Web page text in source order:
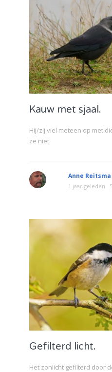
Kauw met sjaal.
Hij/zij viel meteen op met
ze niet.
Anne Reitsma
1 jaar geleden
Gefilterd licht.
Het zonlicht gefilterd door